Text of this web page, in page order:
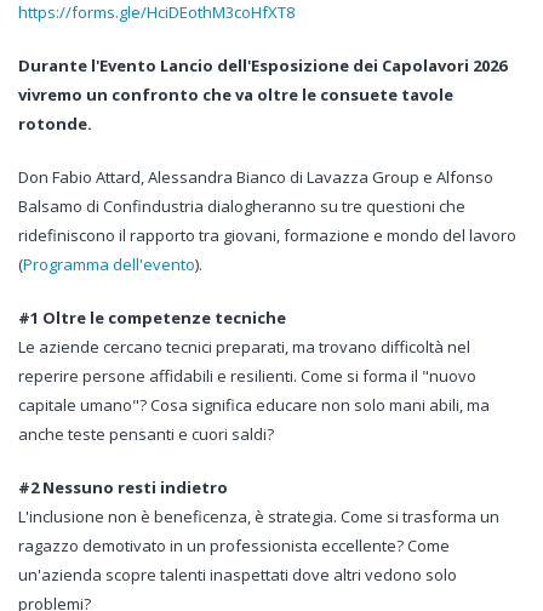
https://forms.gle/HciDEothM3coHfXT8
Durante l'Evento Lancio dell'Esposizione dei Capolavori 2026
vivremo un confronto che va oltre le consuete tavole
rotonde.
Don Fabio Attard, Alessandra Bianco di Lavazza Group e Alfonso
Balsamo di Confindustria dialogheranno su tre questioni che
ridefiniscono il rapporto tra giovani, formazione e mondo del lavoro
(Programma dell'evento).
#1 Oltre le competenze tecniche
Le aziende cercano tecnici preparati, ma trovano difficoltà nel
reperire persone affidabili e resilienti. Come si forma il "nuovo
capitale umano"? Cosa significa educare non solo mani abili, ma
anche teste pensanti e cuori saldi?
#2 Nessuno resti indietro
L'inclusione non è beneficenza, è strategia. Come si trasforma un
ragazzo demotivato in un professionista eccellente? Come
un'azienda scopre talenti inaspettati dove altri vedono solo
problemi?